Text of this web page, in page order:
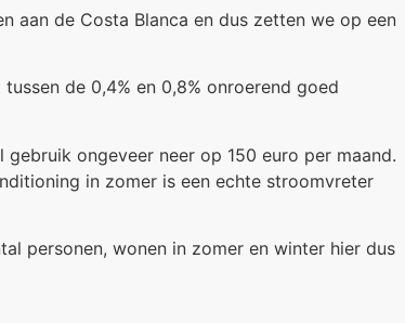
aan de Costa Blanca en dus zetten we op een
de 0,4% en 0,8% onroerend goed
ongeveer neer op 150 euro per maand.
in zomer is een echte stroomvreter
personen, wonen in zomer en winter hier dus